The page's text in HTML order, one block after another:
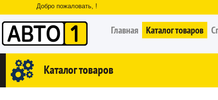
Добро пожаловать, !
Главная Каталог товаров
Каталог товаров